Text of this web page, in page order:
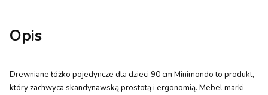
Opis
Drewniane łóżko pojedyncze dla dzieci 90 cm Minimondo to produkt,
który zachwyca skandynawską prostotą i ergonomią. Mebel marki